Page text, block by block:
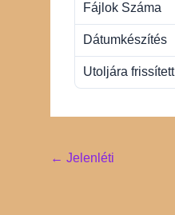
Fájlok Száma
Dátumkészítés
Utoljára frissített
Post
← Jelenléti